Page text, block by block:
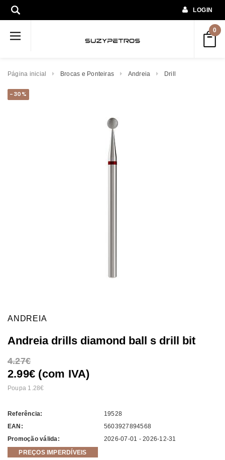
LOGIN
0
Página inicial Brocas e Ponteiras Andreia Drill
-30%
ANDREIA
Andreia drills diamond ball s drill bit
4.27
2.99€ (com IVA)
Poupa 1.28
Referência:
19528
EAN:
5603927894568
Promoção válida:
2026-07-01 - 2026-12-31
PREÇOS IMPERDÍVEIS